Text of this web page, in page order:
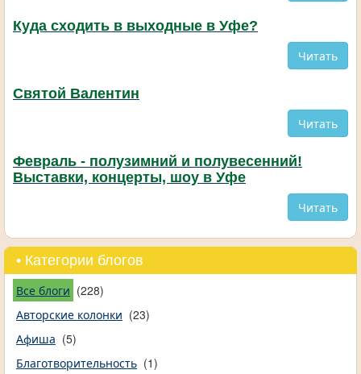
Куда сходить в выходные в Уфе?
Читать
Святой Валентин
Читать
Февраль - полузимний и полувесенний!
Выставки, концерты, шоу в Уфе
Читать
• Категории блогов
Все блоги (228)
Авторские колонки (23)
Афиша (5)
Благотворительность (1)